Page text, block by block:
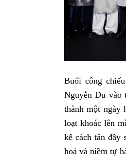
Buổi công
Nguyễn Du vào
thành một ngày
loạt khoác lên
kế cách tân đầy
hoá và niềm tự